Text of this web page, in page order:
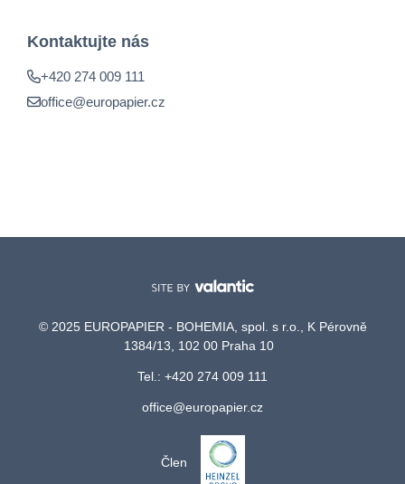
Kontaktujte nás
+420 274 009 111
office@europapier.cz
© 2025 EUROPAPIER - BOHEMIA, spol. s r.o., K Pérovně
1384/13, 102 00 Praha 10
Tel.: +420 274 009 111
office@europapier.cz
Člen